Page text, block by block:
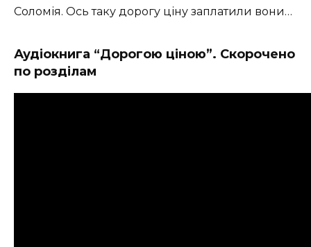
Соломія. Ось таку дорогу ціну заплатили вони…
Аудіокнига “Дорогою ціною”. Скорочено
по розділам